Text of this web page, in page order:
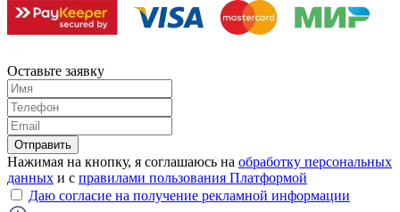
Оставьте заявку
Отправить
Нажимая на кнопку, я соглашаюсь на обработку персональных
данных и с правилами пользования Платформой
Даю согласие на получение рекламной информации